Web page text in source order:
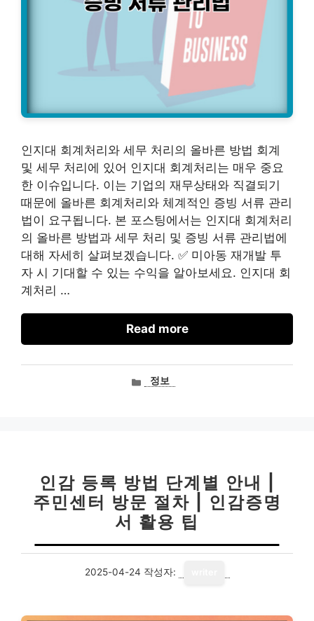
인지대 회계처리와 세무 처리의 올바른 방법 회계
및 세무 처리에 있어 인지대 회계처리는 매우 중요
한 이슈입니다. 이는 기업의 재무상태와 직결되기
때문에 올바른 회계처리와 체계적인 증빙 서류 관리
법이 요구됩니다. 본 포스팅에서는 인지대 회계처리
의 올바른 방법과 세무 처리 및 증빙 서류 관리법에
대해 자세히 살펴보겠습니다. ✅ 미아동 재개발 투
자 시 기대할 수 있는 수익을 알아보세요. 인지대 회
계처리 …
Read more
카정보
인감 등록 방법 단계별 안내 |
주민센터 방문 절차 | 인감증명
서 활용 팁
2025-04-24 작성자: